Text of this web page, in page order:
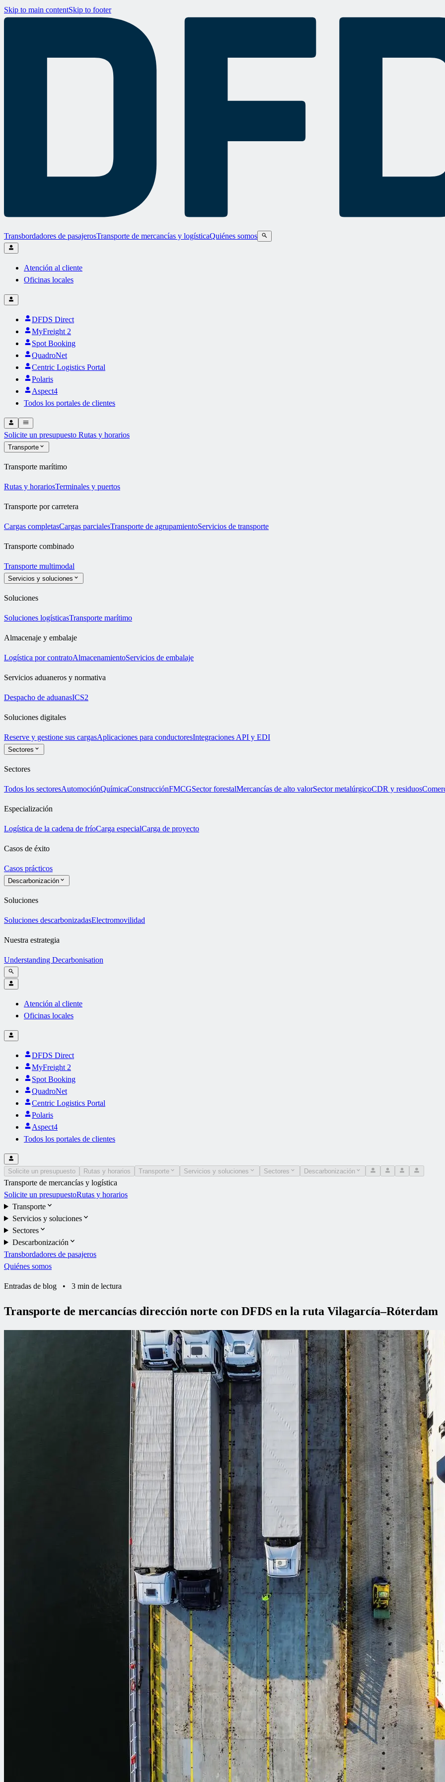
Skip to main contentSkip to footer
Transbordadores de pasajerosTransporte de mercancías y logísticaQuiénes somos
Atención al cliente
Oficinas locales
DFDS Direct
MyFreight 2
Spot Booking
QuadroNet
Centric Logistics Portal
Polaris
Aspect4
Todos los portales de clientes
Solicite un presupuesto Rutas y horarios
Transporte
Transporte marítimo
Rutas y horariosTerminales y puertos
Transporte por carretera
Cargas completasCargas parcialesTransporte de agrupamientoServicios de transporte
Transporte combinado
Transporte multimodal
Servicios y soluciones
Soluciones
Soluciones logísticasTransporte marítimo
Almacenaje y embalaje
Logística por contratoAlmacenamientoServicios de embalaje
Servicios aduaneros y normativa
Despacho de aduanasICS2
Soluciones digitales
Reserve y gestione sus cargasAplicaciones para conductoresIntegraciones API y EDI
Sectores
Sectores
Todos los sectoresAutomociónQuímicaConstrucciónFMCGSector forestalMercancías de alto valorSector metalúrgicoCDR y residuos
Especialización
Logística de la cadena de fríoCarga especialCarga de proyecto
Casos de éxito
Casos prácticos
Descarbonización
Soluciones
Soluciones descarbonizadasElectromovilidad
Nuestra estrategia
Understanding Decarbonisation
Atención al cliente
Oficinas locales
DFDS Direct
MyFreight 2
Spot Booking
QuadroNet
Centric Logistics Portal
Polaris
Aspect4
Todos los portales de clientes
Solicite un presupuesto Rutas y horarios Transporte Servicios y soluciones Sectores Descarbonización
Transporte de mercancías y logística
Solicite un presupuestoRutas y horarios
Transporte
Servicios y soluciones
Sectores
Descarbonización
Transbordadores de pasajeros
Quiénes somos
Entradas de blog • 3 min de lectura
Transporte de mercancías dirección norte con DFDS en la ruta Vilagarcía–Róterdam